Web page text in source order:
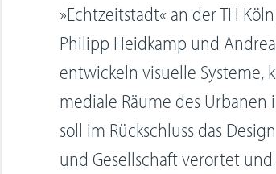
»Echtzeitstadt« an der TH
Philipp Heidkamp und
entwickeln visuelle Systeme,
mediale Räume des Urbanen
soll im Rückschluss das
und Gesellschaft verortet